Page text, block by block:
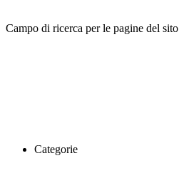
Campo di ricerca per le pagine del sito
Categorie